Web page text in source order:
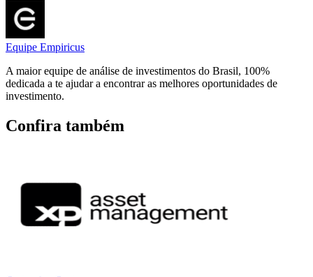
Equipe Empiricus
A maior equipe de análise de investimentos do Brasil, 100%
dedicada a te ajudar a encontrar as melhores oportunidades de
investimento.
Confira também